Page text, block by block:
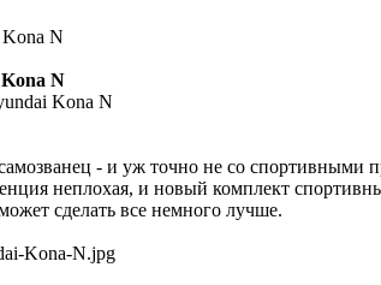
N
N
Kona N
- и уж точно не со
неплохая, и новый комплект
сделать все немного лучше.